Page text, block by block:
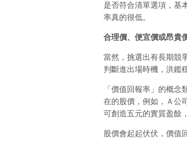
是否符合清單選項，基
率真的很低。
合理價、便宜價或昂貴
當然，挑選出有長期競
判斷進出場時機，洪鑑
「價值回報率」的概
在的股價，例如，Ａ公
可創造五元的實質盈餘
股價會起起伏伏，價值